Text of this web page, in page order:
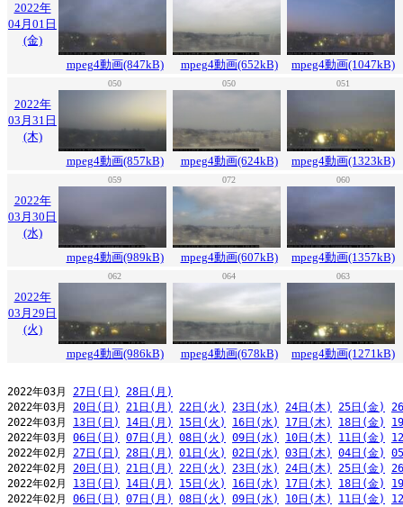
2022年
04月01日
(金)
mpeg4動画(847kB)
mpeg4動画(652kB) mpeg4動画(1047kB)
050 050 051
2022年
03月31日
(木)
mpeg4動画(857kB)
mpeg4動画(624kB) mpeg4動画(1323kB)
059 072 060
2022年
03月30日
(水)
mpeg4動画(989kB)
mpeg4動画(607kB) mpeg4動画(1357kB)
062 064 063
2022年
03月29日
(火)
mpeg4動画(986kB)
mpeg4動画(678kB) mpeg4動画(1271kB)
2022年03月 27日(日)
28日(月)
2022年03月 20日(日) 21日(月) 22日(火) 23日(水) 24日(木) 25日(金)
2022年03月 13日(日) 14日(月) 15日(火) 16日(水) 17日(木) 18日(金)
2022年03月 06日(日) 07日(月) 08日(火) 09日(水) 10日(木) 11日(金)
2022年02月 27日(日) 28日(月) 01日(火) 02日(水) 03日(木) 04日(金)
2022年02月 20日(日) 21日(月) 22日(火) 23日(水) 24日(木) 25日(金)
2022年02月 13日(日) 14日(月) 15日(火) 16日(水) 17日(木) 18日(金)
2022年02月 06日(日) 07日(月) 08日(火) 09日(水) 10日(木) 11日(金)